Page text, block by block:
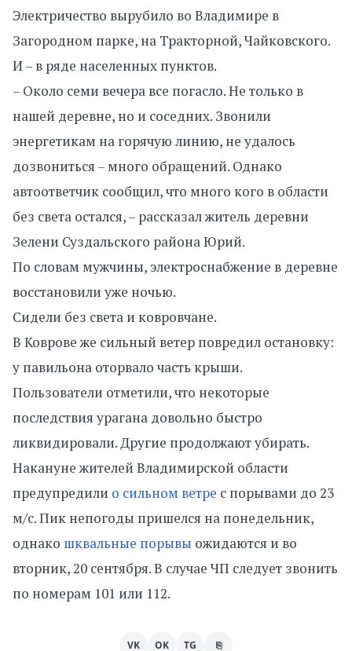
Электричество вырубило во Владимире в
Загородном парке, на Тракторной, Чайковского.
И – в ряде населенных пунктов.
– Около семи вечера все погасло. Не только в
нашей деревне, но и соседних. Звонили
энергетикам на горячую линию, не удалось
дозвониться – много обращений. Однако
автоответчик сообщил, что много кого в области
без света остался, – рассказал житель деревни
Зелени Суздальского района Юрий.
По словам мужчины, электроснабжение в деревне
восстановили уже ночью.
Сидели без света и ковровчане.
В Коврове же сильный ветер повредил остановку:
у павильона оторвало часть крыши.
Пользователи отметили, что некоторые
последствия урагана довольно быстро
ликвидировали. Другие продолжают убирать.
Накануне жителей Владимирской области
предупредили о сильном ветре с порывами до 23
м/с. Пик непогоды пришелся на понедельник,
однако шквальные порывы ожидаются и во
вторник, 20 сентября. В случае ЧП следует звонить
по номерам 101 или 112.
VK OK TG ⎘